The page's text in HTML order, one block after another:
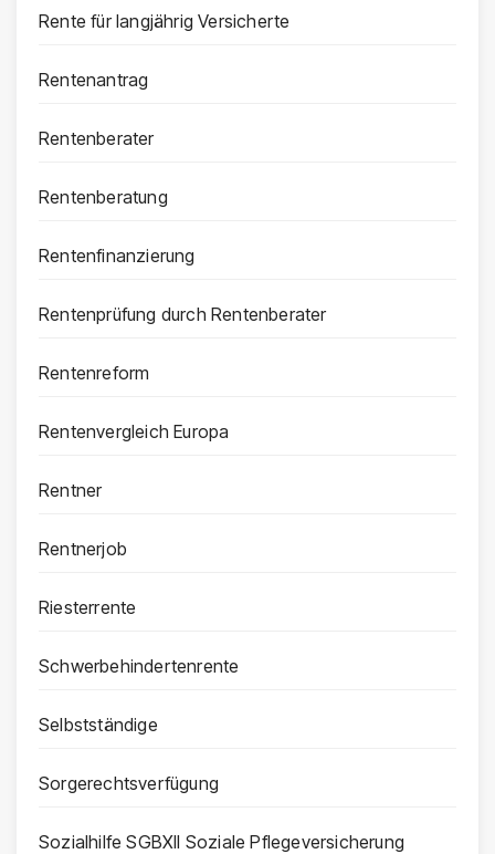
Rente für langjährig Versicherte
Rentenantrag
Rentenberater
Rentenberatung
Rentenfinanzierung
Rentenprüfung durch Rentenberater
Rentenreform
Rentenvergleich Europa
Rentner
Rentnerjob
Riesterrente
Schwerbehindertenrente
Selbstständige
Sorgerechtsverfügung
Sozialhilfe SGBXII Soziale Pflegeversicherung